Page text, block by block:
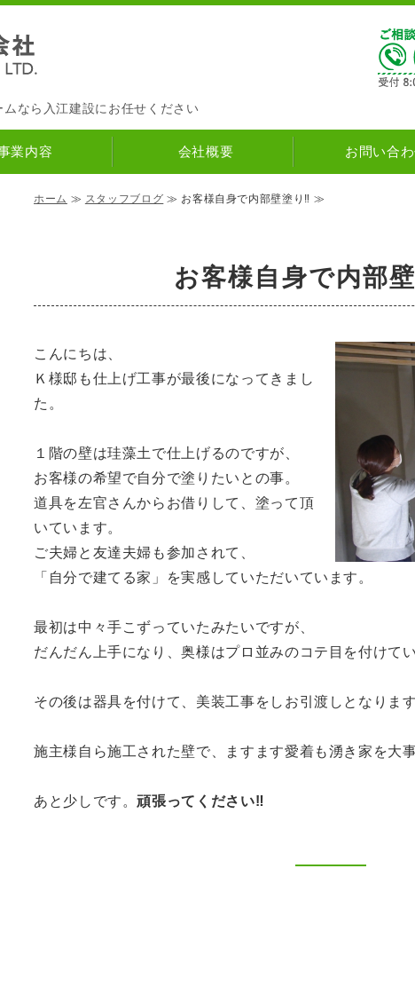
｜筑紫野市
なら入江建設にお任せください
業内容 会社概要 お問い合
ホーム ≫ スタッフブログ ≫ お客様自身で内部壁塗り‼ ≫
お客様自身で内部
こんにちは、
Ｋ様邸も仕上げ工事が最後になってきまし
た。
１階の壁は珪藻土で仕上げるのですが、
お客様の希望で自分で塗りたいとの事。
道具を左官さんからお借りして、塗って頂
いています。
ご夫婦と友達夫婦も参加されて、
「自分で建てる家」を実感していただいています。
最初は中々手こずっていたみたいですが、
だんだん上手になり、奥様はプロ並みのコテ目を付けて
その後は器具を付けて、美装工事をしお引渡しとなります
施主様自ら施工された壁で、ますます愛着も湧き家を大
あと少しです。頑張ってください‼